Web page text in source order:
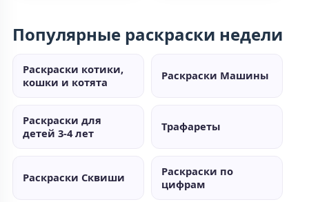
Популярные раскраски недели
Раскраски котики,
кошки и котята
Раскраски Машины
Раскраски для
детей 3-4 лет
Трафареты
Раскраски Сквиши
Раскраски по
цифрам